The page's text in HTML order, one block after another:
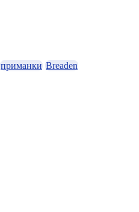
приманки Breaden